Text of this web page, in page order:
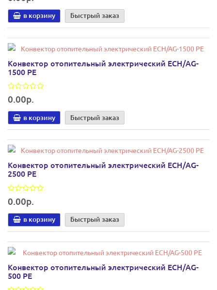
в корзину Быстрый заказ
Конвектор отопительный электрический ECH/AG-
1500 PE
0.00р.
в корзину Быстрый заказ
Конвектор отопительный электрический ECH/AG-
2500 PE
0.00р.
в корзину Быстрый заказ
Конвектор отопительный электрический ECH/AG-
500 PE